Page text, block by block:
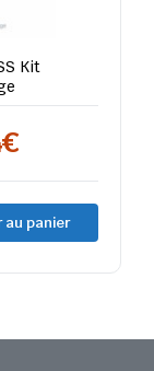
Kit
€
au panier